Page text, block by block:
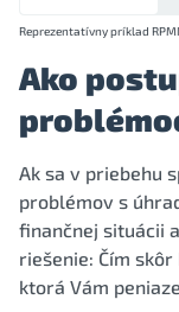
Reprezentatívny príklad
Ako
Ak sa v priebehu
problémov s
finančnej situácii
riešenie: Čím
ktorá Vám